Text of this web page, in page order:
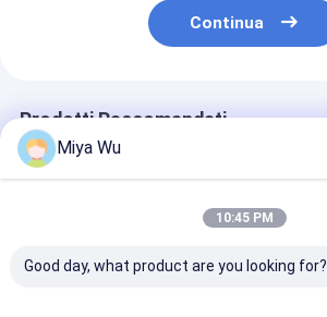
Continua
Prodotti Raccomandati
Miya Wu
10:45 PM
Good day, what product are you looking for?